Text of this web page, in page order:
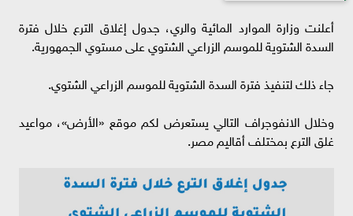
أعلنت وزارة الموارد المائية والري، جدول إغلاق الترع خلال فترة
السدة الشتوية للموسم الزراعي الشتوي على مستوي الجمهورية.
جاء ذلك لتنفيذ فترة السدة الشتوية للموسم الزراعي الشتوي.
وخلال الانفوجراف التالي يستعرض لكم موقع «الأرض»، مواعيد
غلق الترع بمختلف أقاليم مصر.